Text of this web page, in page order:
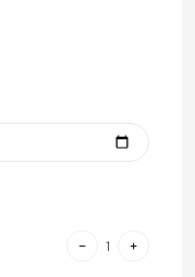
− 1 +